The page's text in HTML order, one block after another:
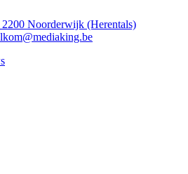
Noorderwijk (Herentals)